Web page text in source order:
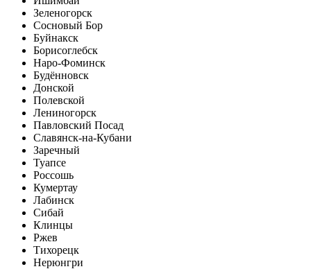
Зеленогорск
Сосновый Бор
Буйнакск
Борисоглебск
Наро-Фоминск
Будённовск
Донской
Полевской
Лениногорск
Павловский Посад
Славянск-на-Кубани
Заречный
Туапсе
Россошь
Кумертау
Лабинск
Сибай
Клинцы
Ржев
Тихорецк
Нерюнгри